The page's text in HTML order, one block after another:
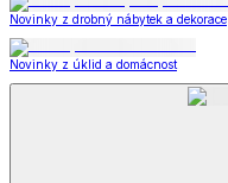
Novinky z drobný nábytek a dekorace
Novinky z úklid a domácnost